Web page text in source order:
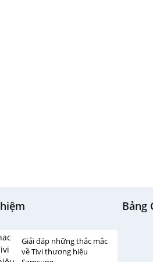
Giải đáp những thắc mắc
về Tivi thương hiệu
Bảng